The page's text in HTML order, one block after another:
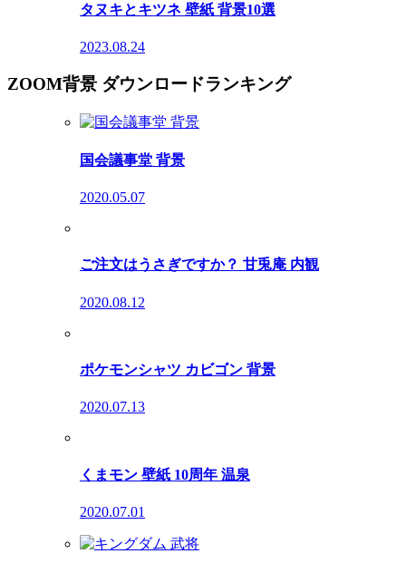
タヌキとキツネ 壁紙 背景10選
2023.08.24
ZOOM背景 ダウンロードランキング
国会議事堂 背景
2020.05.07
ご注文はうさぎですか？ 甘兎庵 内観
2020.08.12
ポケモンシャツ カビゴン 背景
2020.07.13
くまモン 壁紙 10周年 温泉
2020.07.01